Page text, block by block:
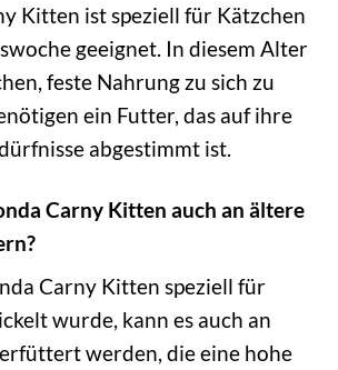
Kitten ist speziell für Kätzchen
geeignet. In diesem Alter
feste Nahrung zu sich zu
ein Futter, das auf ihre
abgestimmt ist.
Carny Kitten auch an ältere
Carny Kitten speziell für
wurde, kann es auch an
werden, die eine hohe